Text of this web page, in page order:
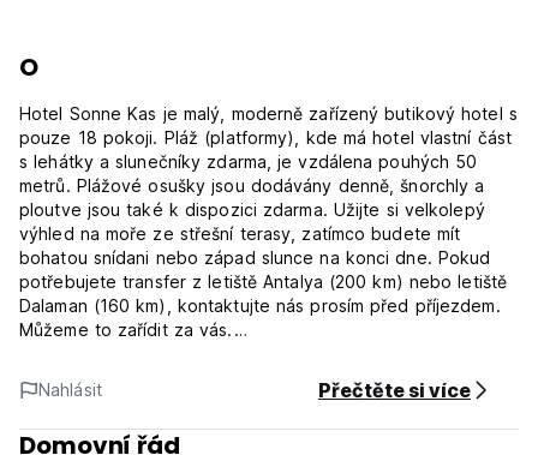
O
Hotel Sonne Kas je malý, moderně zařízený butikový hotel s
pouze 18 pokoji. Pláž (platformy), kde má hotel vlastní část
s lehátky a slunečníky zdarma, je vzdálena pouhých 50
metrů. Plážové osušky jsou dodávány denně, šnorchly a
ploutve jsou také k dispozici zdarma. Užijte si velkolepý
výhled na moře ze střešní terasy, zatímco budete mít
bohatou snídani nebo západ slunce na konci dne. Pokud
potřebujete transfer z letiště Antalya (200 km) nebo letiště
Dalaman (160 km), kontaktujte nás prosím před příjezdem.
Můžeme to zařídit za vás.
Je to jen krátká procházka (2 minuty) od přístavu a centra
města.
Hotel je ideální základnou pro objevování malé vesničky
Kas s jejími ruinami, hrobkami a malým amfiteátrem, který je
Nahlásit Přečtěte si více
Domovní řád